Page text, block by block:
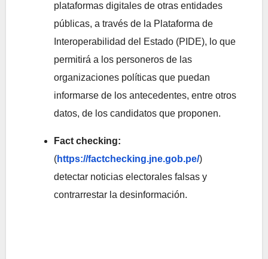
plataformas digitales de otras entidades
públicas, a través de la Plataforma de
Interoperabilidad del Estado (PIDE), lo que
permitirá a los personeros de las
organizaciones políticas que puedan
informarse de los antecedentes, entre otros
datos, de los candidatos que proponen.
Fact checking:
(https://factchecking.jne.gob.pe/)
detectar noticias electorales falsas y
contrarrestar la desinformación.